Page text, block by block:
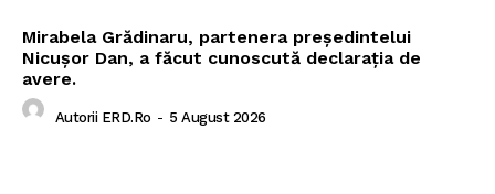
Mirabela Grădinaru, partenera președintelui
Nicușor Dan, a făcut cunoscută declarația de
avere.
Autorii ERD.ro - 5 August 2026